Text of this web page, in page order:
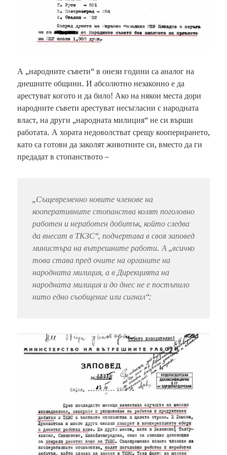
А „народните съвети“ в онези години са аналог на
днешните общини. И абсолютно незаконно е да
арестуват когото и да било! Ако на някои места дори
народните съвети арестуват несъгласни с народната
власт, на други „народната милиция“ не си върши
работата. А хората недоволстват срещу кооперирането,
като са готови да заколят животните си, вместо да ги
предадат в стопанството –
„Същевременно новите членове на
кооперативните стопанства колят поголовно
работен и неработен добитък, който следва
да внесат в ТКЗС“, подчертава в своя заповед
министъра на вътрешните работи. А „всичко
това става пред очите на органите на
народната милиция, а в Дирекцията на
народната милиция и до днес не е постъпило
нито едно съобщение или сигнал“: